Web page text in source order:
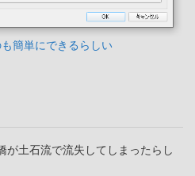
簡単にできるらしい
が土石流で流失してしまったらし